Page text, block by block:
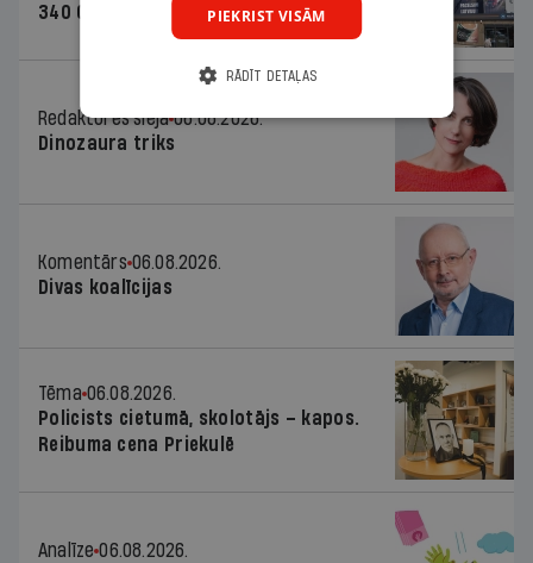
340 000 vērtu reklāmas kampaņu
Redaktores sleja 06.08.2026.
Dinozaura triks
Komentārs 06.08.2026.
Divas koalīcijas
Tēma 06.08.2026.
Policists cietumā, skolotājs – kapos.
Reibuma cena Priekulē
Analīze 06.08.2026.
PIEKRIST VISĀM
RĀDĪT DETAĻAS